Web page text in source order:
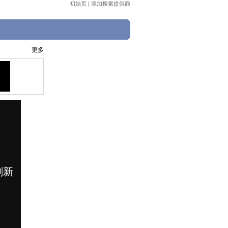
初始页 | 添加搜索提供商
更多